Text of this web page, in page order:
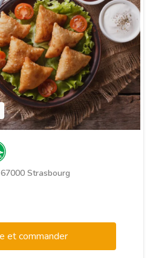
Strasbourg
et commander